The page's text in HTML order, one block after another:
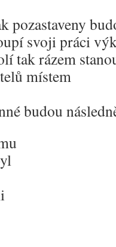
pozastaveny
svoji práci
tak rázem
místem
budou